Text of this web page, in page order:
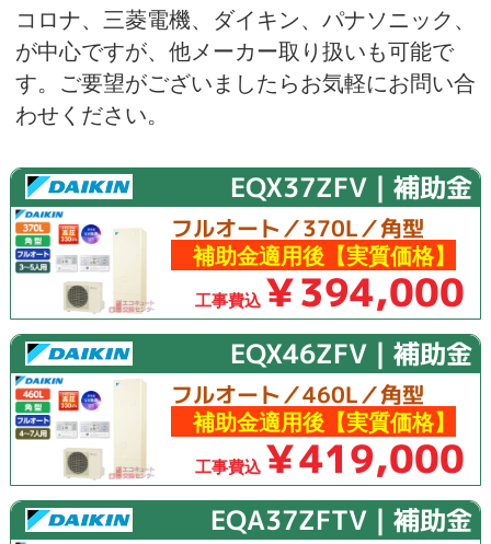
コロナ、 三菱電機、 ダイキン、 パナソニック、
が中心ですが、他メーカー取り扱いも可能で
す。ご要望がございましたらお気軽にお問い合
わせください。
EQX37ZFV｜補助金
フルオート／370L／角型
補助金適用後【実質価格】
工事費込 ￥394,000
EQX46ZFV｜補助金
フルオート／460L／角型
補助金適用後【実質価格】
工事費込 ￥419,000
EQA37ZFTV｜補助金